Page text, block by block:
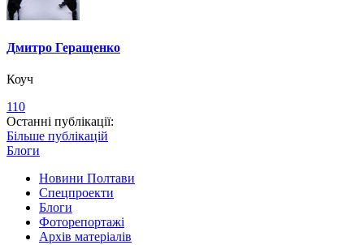
Дмитро Геращенко
Коуч
110
Останні публікації:
Більше публікацій
Блоги
Новини Полтави
Спецпроекти
Блоги
Фоторепортажі
Архів матеріалів